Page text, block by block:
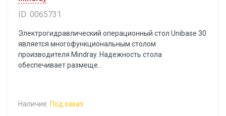
ID: 0065731
Электрогидравлический операционный стол Unibase 30
является многофункциональным столом
производителя Mindray. Надежность стола
обеспечивает размеще...
Наличие: Под заказ